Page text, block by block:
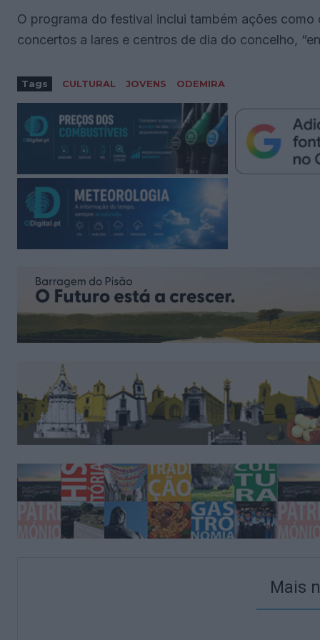
O programa do festival inclui também ações
concertos a lares e centros de dia do concelho,
Tags CULTURAL JOVENS ODEMIRA
Mais